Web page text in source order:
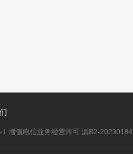
增值电信业务经营许可 滇B2-20230184